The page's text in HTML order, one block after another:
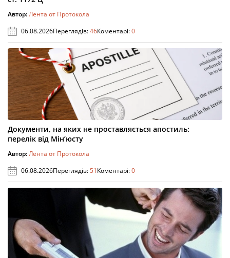
Автор:Лента от Протокола
06.08.2026Переглядів:46Коментарі:0
Документи, на яких не проставляється апостиль:
перелік від Мін’юсту
Автор:Лента от Протокола
06.08.2026Переглядів:51Коментарі:0